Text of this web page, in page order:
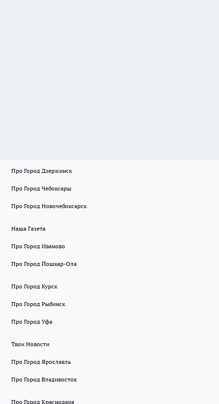
Про Город Дзержинск
Про Город Чебоксары
Про Город Новочебоксарск
Наша Газета
Про Город Иваново
Про Город Йошкар-Ола
Про Город Курск
Про Город Рыбинск
Про Город Уфа
Твои Новости
Про Город Ярославль
Про Город Владивосток
Про Город Краснодара